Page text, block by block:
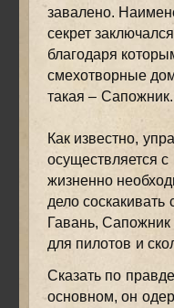
завалено.
секрет
благодаря
смехотворные
такая – Сапожник.
Как известно,
осуществляется
жизненно
дело
Гавань,
для пилотов и
Сказать по
основном, он